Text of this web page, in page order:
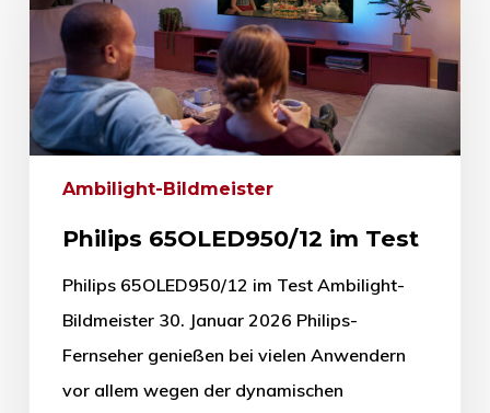
Ambilight-Bildmeister
Philips 65OLED950/12 im Test
Philips 65OLED950/12 im Test Ambilight-
Bildmeister 30. Januar 2026 Philips-
Fernseher genießen bei vielen Anwendern
vor allem wegen der dynamischen